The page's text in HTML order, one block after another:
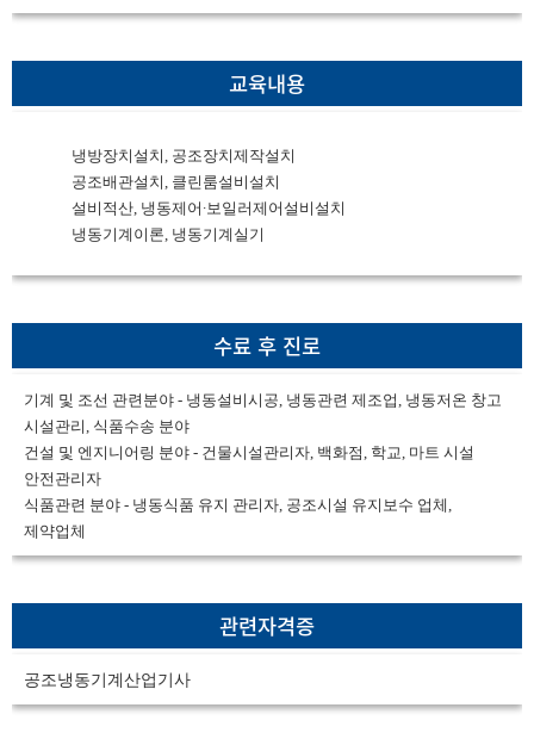
교육내용
냉방장치설치, 공조장치제작설치
공조배관설치, 클린룸설비설치
설비적산, 냉동제어∙보일러제어설비설치
냉동기계이론, 냉동기계실기
수료 후 진로
기계 및 조선 관련분야 - 냉동설비시공, 냉동관련 제조업, 냉동저온 창고
시설관리, 식품수송 분야
건설 및 엔지니어링 분야 - 건물시설관리자, 백화점, 학교, 마트 시설
안전관리자
식품관련 분야 - 냉동식품 유지 관리자, 공조시설 유지보수 업체,
제약업체
관련자격증
공조냉동기계산업기사